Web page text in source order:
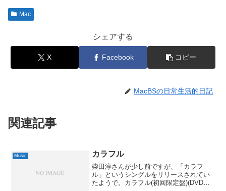
Mac
シェアする
X Facebook コピー
MacBSの日常生活的日記
関連記事
Music カラフル
柴田淳さんが少し前ですが、「カラフ
ル」というシングルをリリースされてい
たようで。カラフル(初回限定盤)(DVD付)